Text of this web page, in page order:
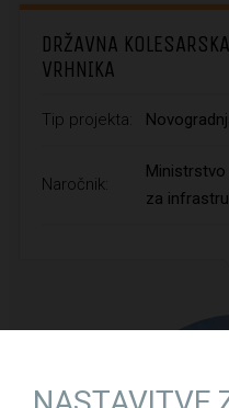
DRŽAVNA
VRHNIKA
Tip projekta:
Naročnik:
Ministrstvo
za